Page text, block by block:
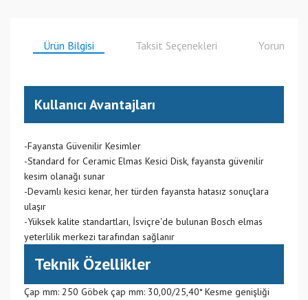
Ürün Bilgisi Taksit Seçenekleri Yorumlar
Kullanıcı Avantajları
-Fayansta Güvenilir Kesimler
-Standard for Ceramic Elmas Kesici Disk, fayansta güvenilir
kesim olanağı sunar
-Devamlı kesici kenar, her türden fayansta hatasız sonuçlara
ulaşır
-Yüksek kalite standartları, İsviçre'de bulunan Bosch elmas
yeterlilik merkezi tarafından sağlanır
Teknik Özellikler
Çap mm: 250 Göbek çap mm: 30,00/25,40* Kesme genişliği